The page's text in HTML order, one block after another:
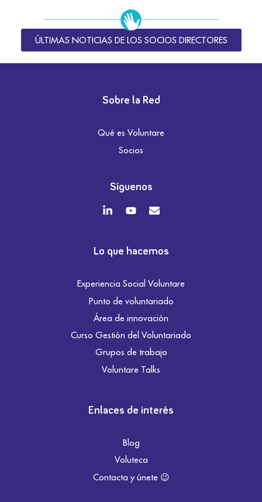
ÚLTIMAS NOTICIAS DE LOS SOCIOS DIRECTORES
Sobre la Red
Qué es Voluntare
Socios
Síguenos
Lo que hacemos
Experiencia Social Voluntare
Punto de voluntariado
Área de innovación
Curso Gestión del Voluntariado
Grupos de trabajo
Voluntare Talks
Enlaces de interés
Blog
Voluteca
Contacta y únete 😉